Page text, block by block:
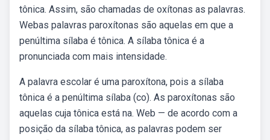
tônica. Assim, são chamadas de oxítonas as palavras.
Webas palavras paroxítonas são aquelas em que a
penúltima sílaba é tônica. A sílaba tônica é a
pronunciada com mais intensidade.
A palavra escolar é uma paroxítona, pois a sílaba
tônica é a penúltima sílaba (co). As paroxítonas são
aquelas cuja tônica está na. Web — de acordo com a
posição da sílaba tônica, as palavras podem ser